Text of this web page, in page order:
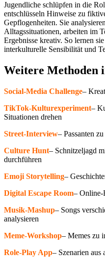
Jugendliche schlüpfen in die
entschlüsseln Hinweise zu
Gepflogenheiten. Sie
Alltagssituationen, arbeiten im
Ergebnisse kreativ. So lernen
interkulturelle Sensibilität und
Weitere Methoden
Social-Media Challenge–
TikTok-Kulturexperiment–
Situationen drehen
Street-Interview– Passanten
Culture Hunt– Schnitzeljagd
durchführen
Emoji Storytelling–
Digital Escape Room– Online-
Musik-Mashup– Songs
analysieren
Meme-Workshop– Memes zu
Role-Play App– Szenarien aus